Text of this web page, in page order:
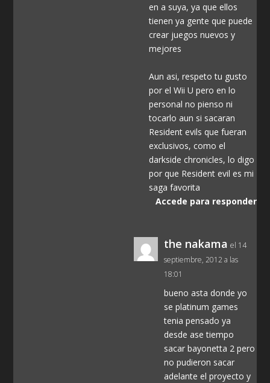
en a suya, ya que ellos
tienen ya gente que puede
crear juegos nuevos y
mejores
Aun asi, respeto tu gusto
por el Wii U pero en lo
personal no pienso ni
tocarlo aun si sacaran
Resident evils que fueran
exclusivos, como el
darkside chronicles, lo digo
por que Resident evil es mi
saga favorita
Accede para responder
the nakama el 14
septiembre, 2012 a las
18:01
bueno asta donde yo
se platinum games
tenia pensado ya
desde ase tiempo
sacar bayonetta 2 pero
no pudieron sacar
adelante el proyecto y